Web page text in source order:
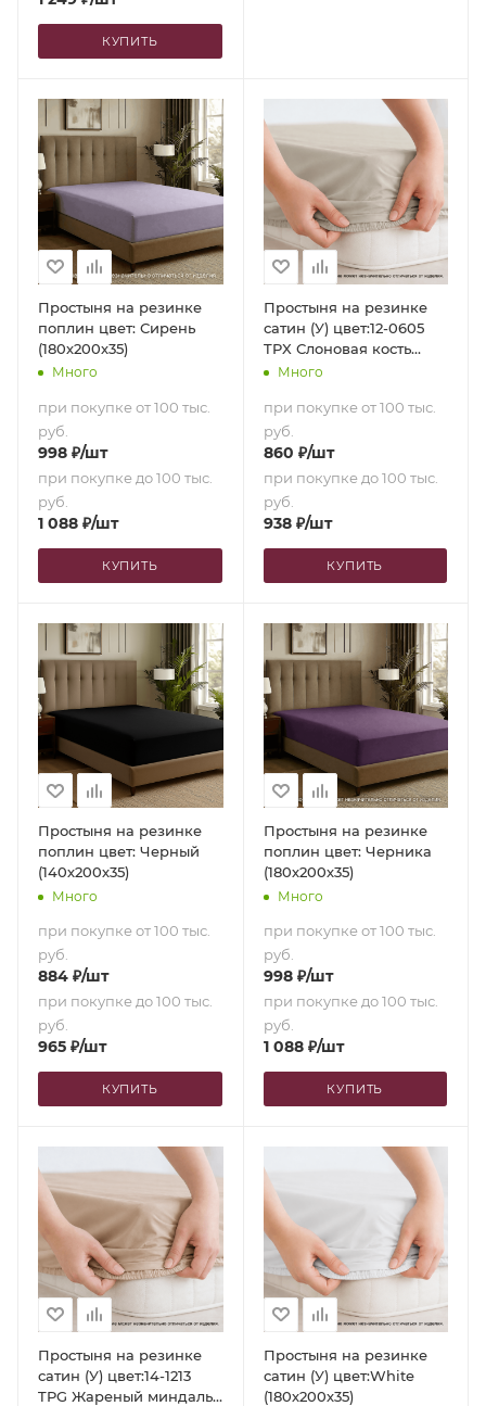
КУПИТЬ
Простыня на резинке
поплин цвет: Сирень
(180х200х35)
Много
при покупке от 100 тыс.
руб.
998 ₽/шт
при покупке до 100 тыс.
руб.
1 088 ₽/шт
КУПИТЬ
Простыня на резинке
сатин (У) цвет:12-0605
TPX Слоновая кость
(90х200х35)
Много
при покупке от 100 тыс.
руб.
860 ₽/шт
при покупке до 100 тыс.
руб.
938₽/шт
КУПИТЬ
Простыня на резинке
поплин цвет: Черный
(140х200х35)
Много
при покупке от 100 тыс.
руб.
884 ₽/шт
при покупке до 100 тыс.
руб.
965 ₽/шт
КУПИТЬ
Простыня на резинке
поплин цвет: Черника
(180х200х35)
Много
при покупке от 100 тыс.
руб.
998₽/шт
при покупке до 100 тыс.
руб.
1 088₽/шт
КУПИТЬ
Простыня на резинке
сатин (У) цвет:14-1213
TPG Жареный миндаль
Простыня на резинке
сатин (У) цвет:White
(180х200х35)